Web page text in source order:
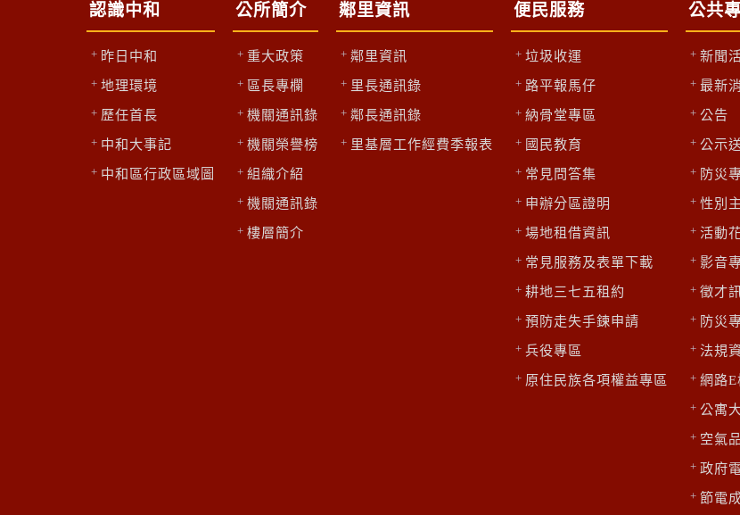
認識中和
昨日中和
地理環境
歷任首長
中和大事記
中和區行政區域圖
公所簡介
重大政策
區長專欄
機關通訊錄
機關榮譽榜
組織介紹
機關通訊錄
樓層簡介
鄰里資訊
鄰里資訊
里長通訊錄
鄰長通訊錄
里基層工作經費季報表
便民服務
垃圾收運
路平報馬仔
納骨堂專區
國民教育
常見問答集
申辦分區證明
場地租借資訊
常見服務及表單下載
耕地三七五租約
預防走失手鍊申請
兵役專區
原住民族各項權益專區
公共
新聞
最新
公告
公示
防災
性別
活動
影音
徵才
防災
法規
網路E
公寓
空氣
政府
節電